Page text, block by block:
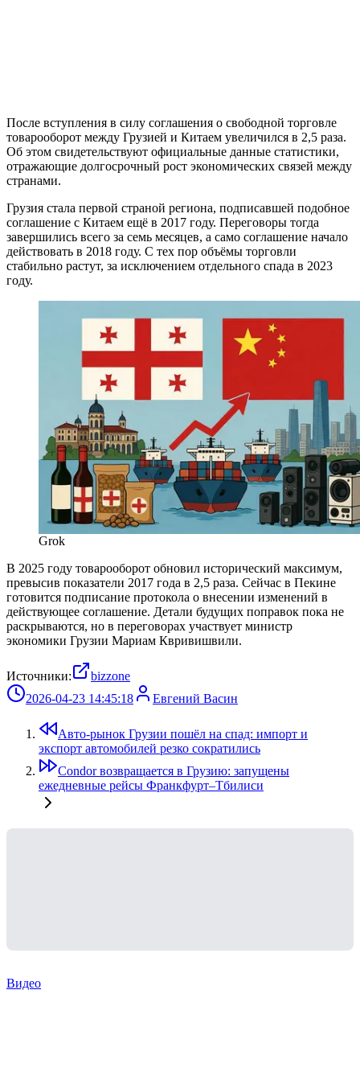
После вступления в силу соглашения о свободной торговле
товарооборот между Грузией и Китаем увеличился в 2,5 раза.
Об этом свидетельствуют официальные данные статистики,
отражающие долгосрочный рост экономических связей между
странами.
Грузия стала первой страной региона, подписавшей подобное
соглашение с Китаем ещё в 2017 году. Переговоры тогда
завершились всего за семь месяцев, а само соглашение начало
действовать в 2018 году. С тех пор объёмы торговли
стабильно растут, за исключением отдельного спада в 2023
году.
Grok
В 2025 году товарооборот обновил исторический максимум,
превысив показатели 2017 года в 2,5 раза. Сейчас в Пекине
готовится подписание протокола о внесении изменений в
действующее соглашение. Детали будущих поправок пока не
раскрываются, но в переговорах участвует министр
экономики Грузии Мариам Квривишвили.
Источники:
bizzone
2026-04-23 14:45:18
Евгений Васин
Авто-рынок Грузии пошёл на спад: импорт и
экспорт автомобилей резко сократились
Condor возвращается в Грузию: запущены
ежедневные рейсы Франкфурт–Тбилиси
Видео